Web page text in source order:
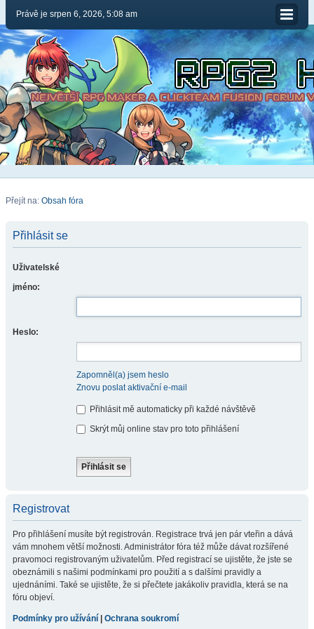
Právě je srpen 6, 2026, 5:08 am
Přejít na: Obsah fóra
Přihlásit se
Uživatelské
jméno:
Heslo:
Zapomněl(a) jsem heslo
Znovu poslat aktivační e-mail
Přihlásit mě automaticky při každé návštěvě
Skrýt můj online stav pro toto přihlášení
Registrovat
Pro přihlášení musíte být registrován. Registrace trvá jen pár vteřin a dává
vám mnohem větší možnosti. Administrátor fóra též může dávat rozšířené
pravomoci registrovaným uživatelům. Před registrací se ujistěte, že jste se
obeznámili s našimi podmínkami pro použití a s dalšími pravidly a
ujednáními. Také se ujistěte, že si přečtete jakákoliv pravidla, která se na
fóru objeví.
Podmínky pro užívání Ochrana soukromí